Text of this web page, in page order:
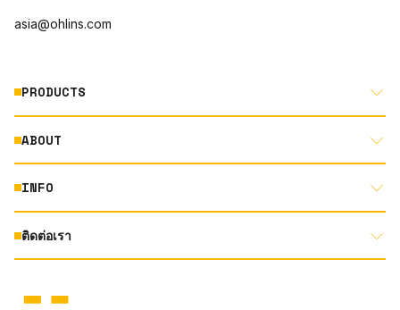
asia@ohlins.com
PRODUCTS
MOTORCYCLE
AUTOMOTIVE
ABOUT
ABOUT US
RACING
TERMS AND CONDITIONS
INFO
DOCUMENT LIBRARY
ติดต่อเรา
INSTAGRAM